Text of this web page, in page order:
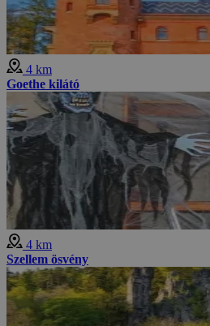
4 km
Goethe kilátó
4 km
Szellem ösvény